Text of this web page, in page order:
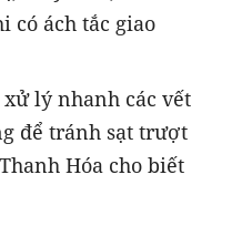
có ách tắc giao
lý nhanh các vết
để tránh sạt trượt
Hóa cho biết